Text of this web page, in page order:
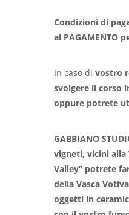
Condizioni di
al PAGAMENTO
In caso di vostro
svolgere il corso
oppure potrete
GABBIANO
vigneti, vicini alla
Valley” potrete
della Vasca
oggetti in